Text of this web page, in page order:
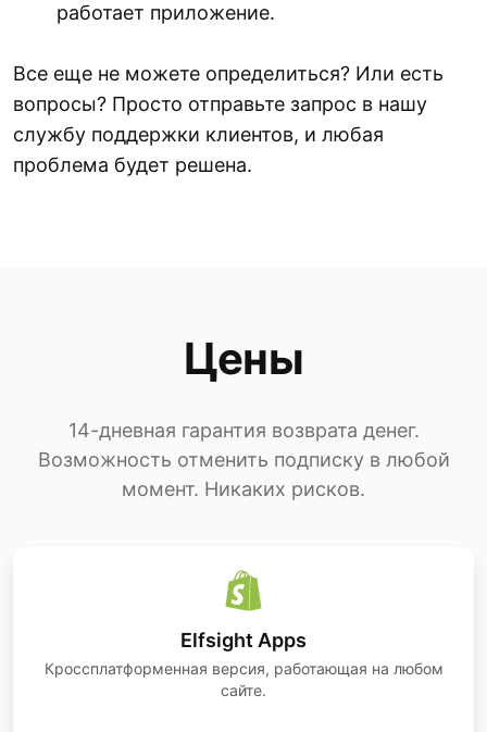
работает приложение.
Все еще не можете определиться? Или есть
вопросы? Просто отправьте запрос в нашу
службу поддержки клиентов, и любая
проблема будет решена.
Цены
14-дневная гарантия возврата денег.
Возможность отменить подписку в любой
момент. Никаких рисков.
Elfsight Apps
Кроссплатформенная версия, работающая на любом
сайте.